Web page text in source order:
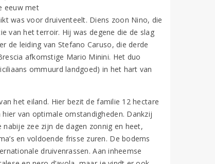
eeuw met
was voor druiventeelt. Diens zoon Nino, die
van het terroir. Hij was degene die de slag
de leiding van Stefano Caruso, die derde
afkomstige Mario Minini. Het duo
ommuurd landgoed) in het hart van
het eiland. Hier bezit de familie 12 hectare
van optimale omstandigheden. Dankzij
zee zijn de dagen zonnig en heet,
en voldoende frisse zuren. De bodems
druivenrassen. Aan inheemse